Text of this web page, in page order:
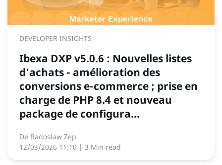
DEVELOPER INSIGHTS
Ibexa DXP v5.0.6 : Nouvelles listes
d'achats - amélioration des
conversions e-commerce ; prise en
charge de PHP 8.4 et nouveau
package de configura...
De Radoslaw Zep
12/03/2026 11:10 | 3 Min read